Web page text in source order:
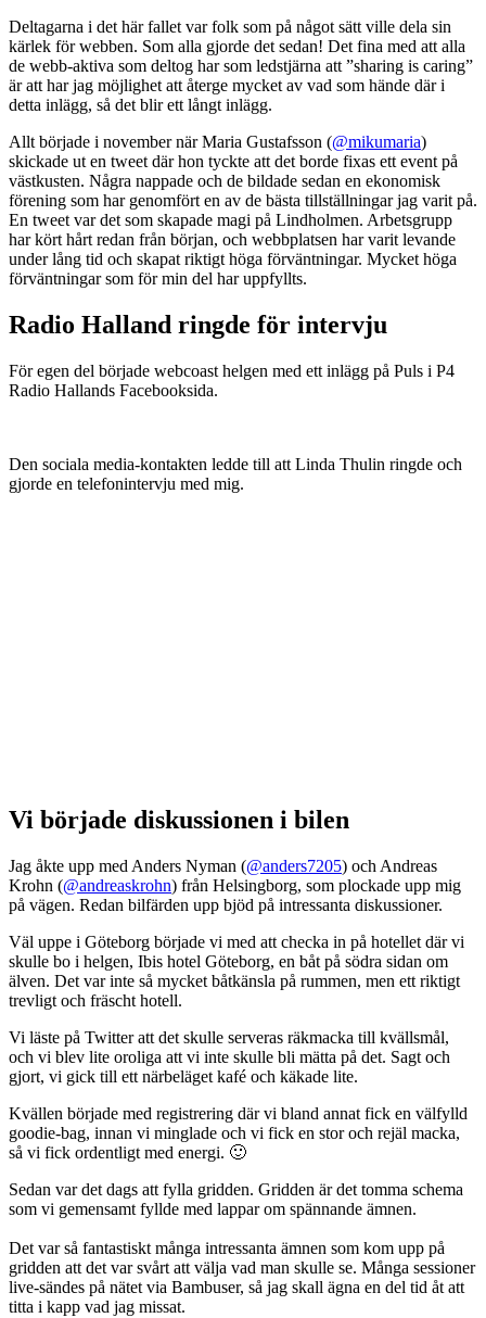
Deltagarna i det här fallet var folk som på något sätt ville dela sin
kärlek för webben. Som alla gjorde det sedan! Det fina med att alla
de webb-aktiva som deltog har som ledstjärna att ”sharing is caring”
är att har jag möjlighet att återge mycket av vad som hände där i
detta inlägg, så det blir ett långt inlägg.
Allt började i november när Maria Gustafsson (@mikumaria)
skickade ut en tweet där hon tyckte att det borde fixas ett event på
västkusten. Några nappade och de bildade sedan en ekonomisk
förening som har genomfört en av de bästa tillställningar jag varit på.
En tweet var det som skapade magi på Lindholmen. Arbetsgrupp
har kört hårt redan från början, och webbplatsen har varit levande
under lång tid och skapat riktigt höga förväntningar. Mycket höga
förväntningar som för min del har uppfyllts.
Radio Halland ringde för intervju
För egen del började webcoast helgen med ett inlägg på Puls i P4
Radio Hallands Facebooksida.
Den sociala media-kontakten ledde till att Linda Thulin ringde och
gjorde en telefonintervju med mig.
Vi började diskussionen i bilen
Jag åkte upp med Anders Nyman (@anders7205) och Andreas
Krohn (@andreaskrohn) från Helsingborg, som plockade upp mig
på vägen. Redan bilfärden upp bjöd på intressanta diskussioner.
Väl uppe i Göteborg började vi med att checka in på hotellet där vi
skulle bo i helgen, Ibis hotel Göteborg, en båt på södra sidan om
älven. Det var inte så mycket båtkänsla på rummen, men ett riktigt
trevligt och fräscht hotell.
Vi läste på Twitter att det skulle serveras räkmacka till kvällsmål,
och vi blev lite oroliga att vi inte skulle bli mätta på det. Sagt och
gjort, vi gick till ett närbeläget kafé och käkade lite.
Kvällen började med registrering där vi bland annat fick en välfylld
goodie-bag, innan vi minglade och vi fick en stor och rejäl macka,
så vi fick ordentligt med energi. 🙂
Sedan var det dags att fylla gridden. Gridden är det tomma schema
som vi gemensamt fyllde med lappar om spännande ämnen.
Det var så fantastiskt många intressanta ämnen som kom upp på
gridden att det var svårt att välja vad man skulle se. Många sessioner
live-sändes på nätet via Bambuser, så jag skall ägna en del tid åt att
titta i kapp vad jag missat.